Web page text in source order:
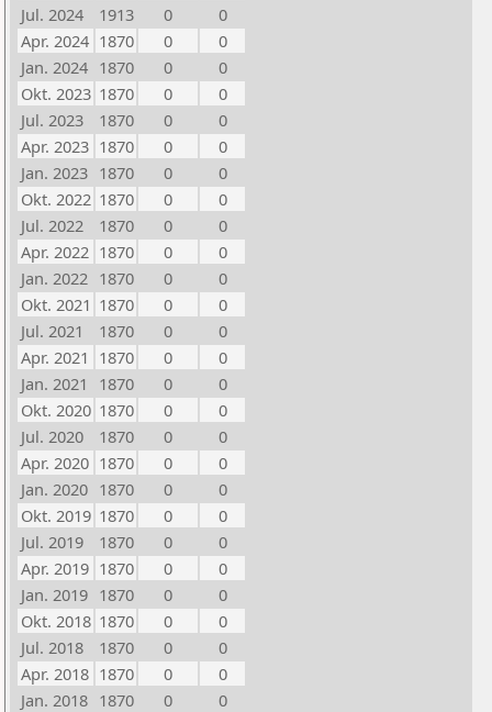
Jul. 2024
1913 0
0
Apr. 2024 1870 0
0
Jan. 2024 1870 0
0
Okt. 2023 1870 0
0
Jul. 2023
1870 0
0
Apr. 2023 1870 0
0
Jan. 2023 1870 0
0
Okt. 2022 1870 0
0
Jul. 2022
1870 0
0
Apr. 2022 1870 0
0
Jan. 2022 1870 0
0
Okt. 2021 1870 0
0
Jul. 2021
1870 0
0
Apr. 2021 1870 0
0
Jan. 2021
1870 0
0
Okt. 2020 1870 0
0
Jul. 2020
1870 0
0
Apr. 2020 1870 0
0
Jan. 2020 1870 0
0
Okt. 2019 1870 0
0
Jul. 2019
1870 0
0
Apr. 2019 1870 0
0
Jan. 2019 1870 0
0
Okt. 2018 1870 0
0
Jul. 2018
1870 0
0
Apr. 2018 1870 0
0
Jan. 2018 1870 0
0